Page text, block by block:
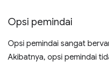
Opsi pemindai
Opsi pemindai sangat
Akibatnya, opsi pemindai